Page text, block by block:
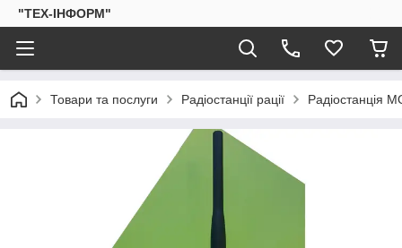
"ТЕХ-ІНФОРМ"
Товари та послуги Радіостанції рації Радіостанція